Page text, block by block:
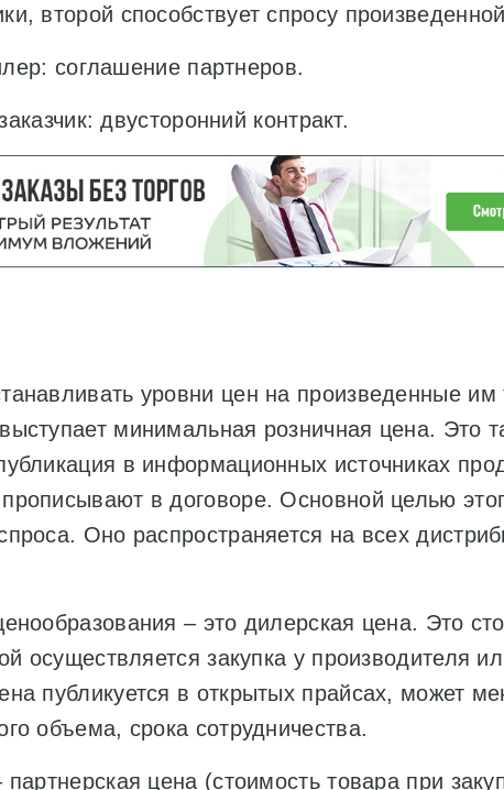
второй способствует спросу
соглашение партнеров.
двусторонний контракт.
уровни цен на произведенные им
минимальная розничная цена. Это
в информационных источниках
в договоре. Основной целью
Оно распространяется на всех
– это дилерская цена. Это
осуществляется закупка у производителя
публикуется в открытых прайсах, может
объема, срока сотрудничества.
цена (стоимость товара при